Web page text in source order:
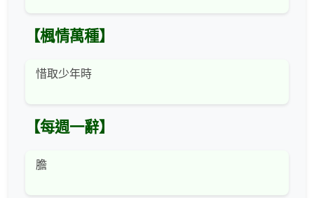
【楓情萬種】
惜取少年時
【每週一辭】
膽